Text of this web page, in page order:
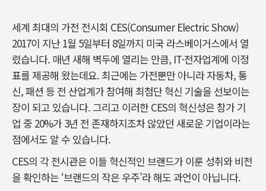
세계 최대의 가전 전시회 CES(Consumer Electric Show)
2017이 지난 1월 5일부터 8일까지 미국 라스베이거스에서 열
렸습니다. 매년 새해 벽두에 열리는 만큼, IT·전자업계에 이정
표를 제공해 왔는데요. 최근에는 가전뿐만 아니라 자동차, 통
신, 패션 등 전 산업계가 참여해 최첨단 혁신 기술을 선보이는
장이 되고 있습니다. 그리고 이러한 CES의 혁신성은 참가 기
업 중 20%가 3년 전 존재하지조차 않았던 새로운 기업이라는
점에서도 알 수 있습니다.
CES의 각 전시관은 이들 혁신적인 브랜드가 이룬 성취와 비전
을 확인하는 ‘브랜드의 작은 우주’라 해도 과언이 아닙니다.